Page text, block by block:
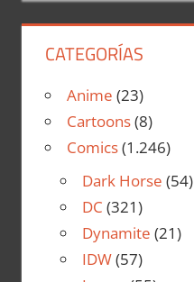
CATEGORÍAS
Anime (23)
Cartoons(8)
Comics(1.246)
Dark Horse (54)
DC (321)
Dynamite (21)
IDW(57)